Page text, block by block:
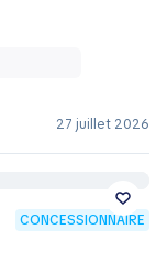
27 juillet 2026
CONCESSIONNAIRE